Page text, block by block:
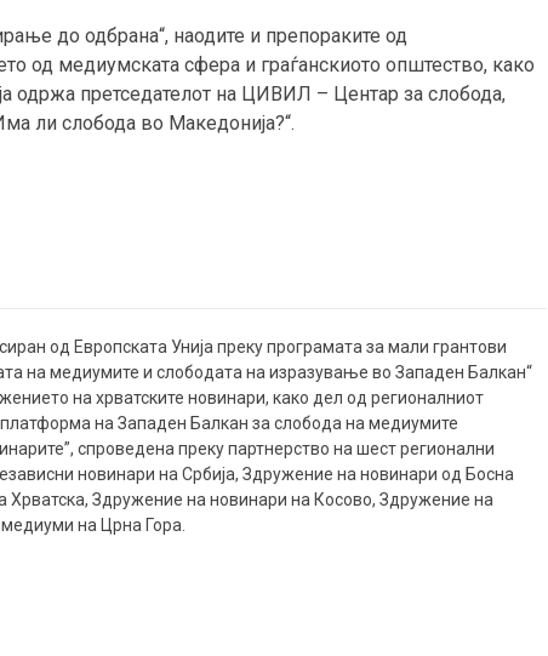
до одбрана“, наодите и препораките од
од медиумската сфера и граѓанскиото општество, како
ја одржа претседателот на ЦИВИЛ – Центар за слобода,
ли слобода во Македонија?“.
од Европската Унија преку програмата за мали грантови
на медиумите и слободата на изразување во Западен Балкан“
на хрватските новинари, како дел од регионалниот
на Западен Балкан за слобода на медиумите
спроведена преку партнерство на шест регионални
новинари на Србија, Здружение на новинари од Босна
Здружение на новинари на Косово, Здружение на
на Црна Гора.